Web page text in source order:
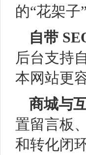
的“花架
自带
后台支持
本网站更
商城与
置留言板
和转化闭环